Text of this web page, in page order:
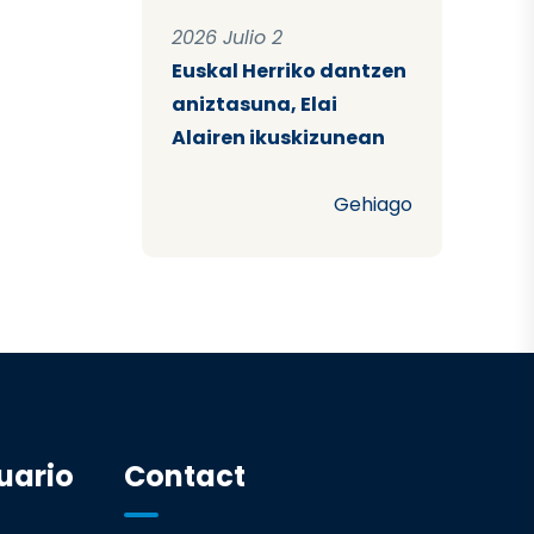
2026 Julio 2
Euskal Herriko dantzen
aniztasuna, Elai
Alairen ikuskizunean
Gehiago
Contact